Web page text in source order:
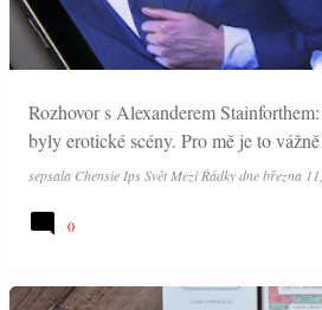
Rozhovor s Alexanderem
byly erotické scény. Pro mě je to
sepsala Chensie Ips Svět Mezi Řádkydnebřezna
0